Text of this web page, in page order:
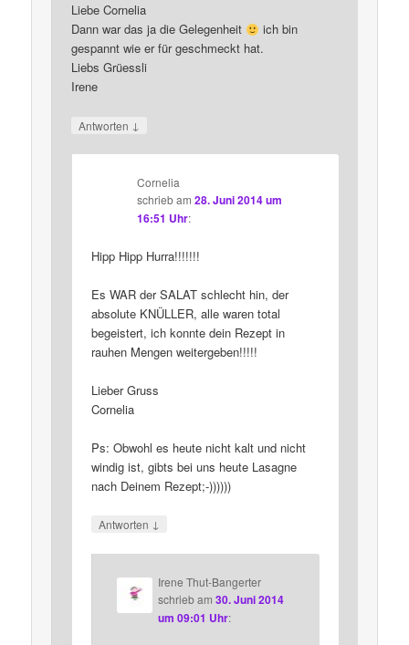
Liebe Cornelia
Dann war das ja die Gelegenheit
ich bin
gespannt wie er für geschmeckt hat.
Liebs Grüessli
Irene
Antworten ↓
Cornelia
schriebam28. Juni 2014 um
16:51 Uhr:
Hipp Hipp Hurra!!!!!!!
Es WAR der SALAT schlecht hin, der
absolute KNÜLLER, alle waren total
begeistert, ich konnte dein Rezept in
rauhen Mengen weitergeben!!!!!
Lieber Gruss
Cornelia
Ps: Obwohl es heute nicht kalt und nicht
windig ist, gibts bei uns heute Lasagne
nach Deinem Rezept;-))))))
Antworten ↓
Irene Thut-Bangerter
schriebam 30. Juni 2014
um 09:01 Uhr: